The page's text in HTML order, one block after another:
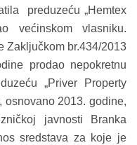
preduzeću „Hemtex
većinskom vlasniku.
Zaključkom br.434/2013
prodao nepokretnu
„Priver Property
osnovano 2013. godine,
javnosti Branka
sredstava za koje je